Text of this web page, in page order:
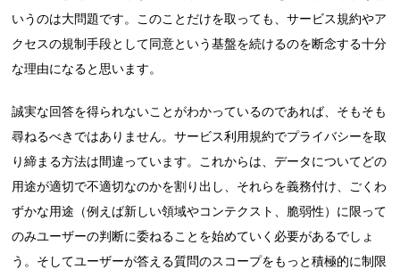
いうのは大問題です。このことだけを取っても、サービス規約やア
クセスの規制手段として同意という基盤を続けるのを断念する十分
な理由になると思います。
誠実な回答を得られないことがわかっているのであれば、そもそも
尋ねるべきではありません。サービス利用規約でプライバシーを取
り締まる方法は間違っています。これからは、データについてどの
用途が適切で不適切なのかを割り出し、それらを義務付け、ごくわ
ずかな用途（例えば新しい領域やコンテクスト、脆弱性）に限って
のみユーザーの判断に委ねることを始めていく必要があるでしょ
う。そしてユーザーが答える質問のスコープをもっと積極的に制限